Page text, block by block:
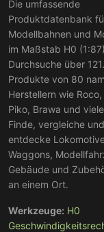
gezielten Suche
Die umfassende
Produktdatenbank
Modellbahnen und
im Maßstab H0
Durchsuche über
Produkte von 80
Herstellern wie
Piko, Brawa und
Finde, vergleiche und
entdecke
Waggons,
Gebäude und
an einem Ort.
Werkzeuge: H0